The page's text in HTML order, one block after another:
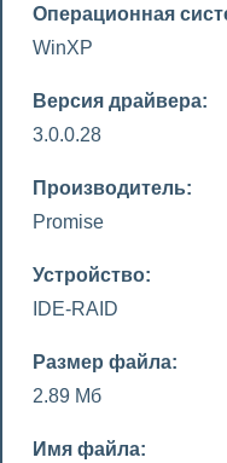
Операционная
WinXP
Версия драйвера:
3.0.0.28
Производитель:
Promise
Устройство:
IDE-RAID
Размер файла:
2.89 Мб
Имя файла: